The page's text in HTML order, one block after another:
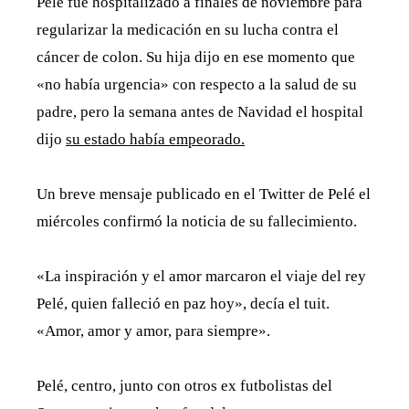
regularizar la medicación en su lucha contra el
cáncer de colon. Su hija dijo en ese momento que
«no había urgencia» con respecto a la salud de su
padre, pero la semana antes de Navidad el hospital
dijo su estado había empeorado.
Un breve mensaje publicado en el Twitter de Pelé el
miércoles confirmó la noticia de su fallecimiento.
«La inspiración y el amor marcaron el viaje del rey
Pelé, quien falleció en paz hoy», decía el tuit.
«Amor, amor y amor, para siempre».
Pelé, centro, junto con otros ex futbolistas del